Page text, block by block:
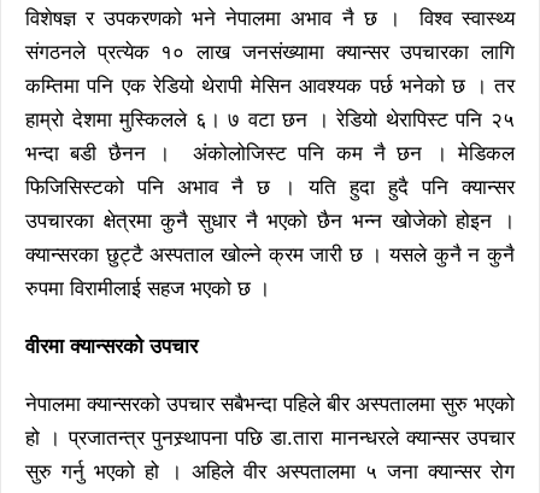
विशेषज्ञ र उपकरणको भने नेपालमा अभाव नै छ । विश्व स्वास्थ्य
संगठनले प्रत्येक १० लाख जनसंख्यामा क्यान्सर उपचारका लागि
कम्तिमा पनि एक रेडियो थेरापी मेसिन आवश्यक पर्छ भनेको छ । तर
हाम्रो देशमा मुस्किलले ६। ७ वटा छन । रेडियो थेरापिस्ट पनि २५
भन्दा बडी छैनन । अंकोलोजिस्ट पनि कम नै छन । मेडिकल
फिजिसिस्टको पनि अभाव नै छ । यति हुदा हुदै पनि क्यान्सर
उपचारका क्षेत्रमा कुनै सुधार नै भएको छैन भन्न खोजेको होइन ।
क्यान्सरका छुट्टै अस्पताल खोल्ने क्रम जारी छ । यसले कुनै न कुनै
रुपमा विरामीलाई सहज भएको छ ।
वीरमा क्यान्सरको उपचार
नेपालमा क्यान्सरको उपचार सबैभन्दा पहिले बीर अस्पतालमा सुरु भएको
हो । प्रजातन्त्र पुनस्र्थापना पछि डा.तारा मानन्धरले क्यान्सर उपचार
सुरु गर्नु भएको हो । अहिले वीर अस्पतालमा ५ जना क्यान्सर रोग